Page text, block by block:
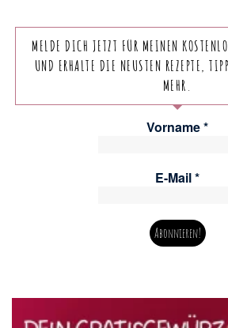
MELDE DICH JETZT FÜR MEINEN
UND ERHALTE DIE NEUSTEN REZEPTE,
MEHR.
Vorname*
E-Mail*